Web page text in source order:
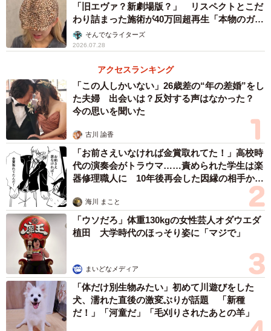
「旧エヴァ？新劇場版？」 リスペクトとこだ
わり詰まった施術が40万回超再生「本物のガチ
勢」そんでなライターズ
2026.07.28
アクセスランキング
「この人しかいない」26歳差の“年の差婚”をし
た夫婦 出会いは？反対する声はなかった？
今の思いを聞いた
古川 諭香
「お前さえいなければ金賞取れてた！」高校時
代の演奏会がトラウマ……責められた学生は楽
器修理職人に 10年後再会した因縁の相手から
海川 まこと
「ウソだろ」体重130kgの女性芸人オダウエダ
植田 大学時代のほっそり姿に「マジで」
まいどなメディア
「体だけ別生物みたい」初めて川遊びをした
犬、濡れた直後の激変ぶりが話題 「新種
だ！」「河童だ」「毛刈りされたあとの羊」